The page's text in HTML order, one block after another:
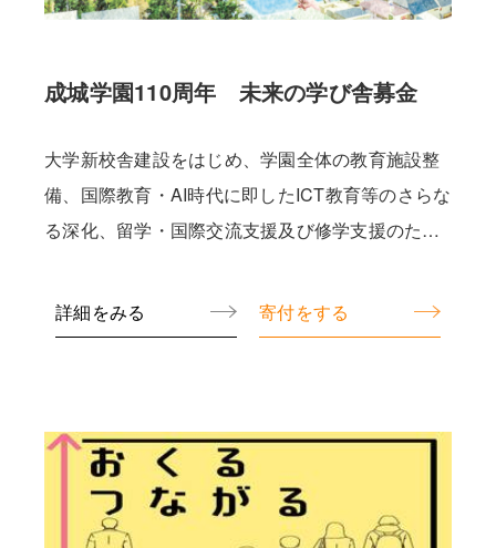
成城学園110周年 未来の学び舎募金
大学新校舎建設をはじめ、学園全体の教育施設整
備、国際教育・AI時代に即したICT教育等のさらな
る深化、留学・国際交流支援及び修学支援のため
詳細をみる
寄付をする